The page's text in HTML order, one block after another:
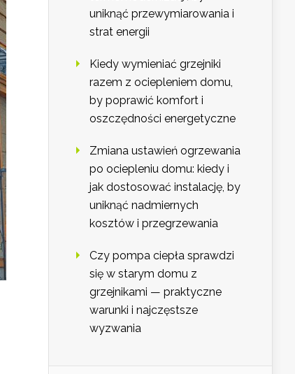
uniknąć przewymiarowania i
strat energii
Kiedy wymieniać grzejniki
razem z ociepleniem domu,
by poprawić komfort i
oszczędności energetyczne
Zmiana ustawień ogrzewania
po ociepleniu domu: kiedy i
jak dostosować instalację, by
uniknąć nadmiernych
kosztów i przegrzewania
Czy pompa ciepła sprawdzi
się w starym domu z
grzejnikami — praktyczne
warunki i najczęstsze
wyzwania